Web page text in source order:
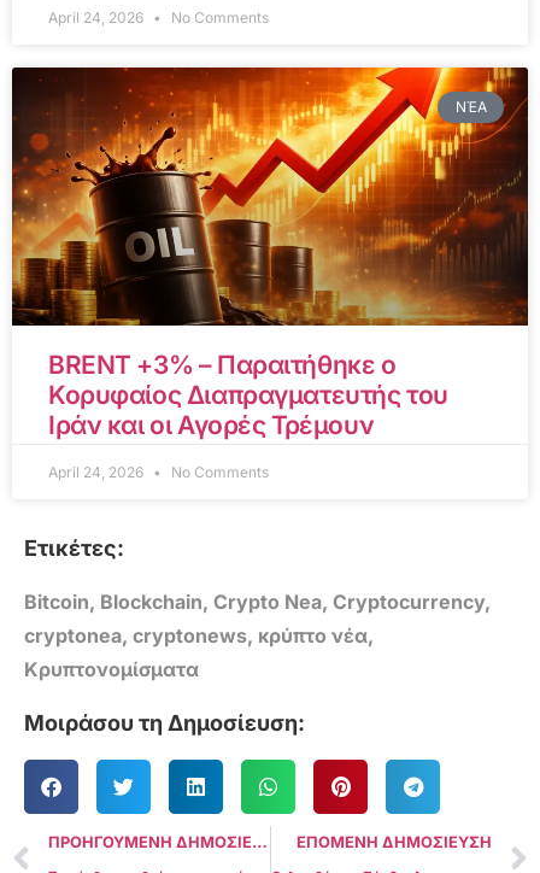
April 24, 2026 No Comments
ΝΈΑ
BRENT +3% – Παραιτήθηκε ο
Κορυφαίος Διαπραγματευτής του
Ιράν και οι Αγορές Τρέμουν
April 24, 2026 No Comments
Ετικέτες:
Bitcoin, Blockchain, Crypto Nea, Cryptocurrency,
cryptonea, cryptonews, κρύπτο νέα,
Κρυπτονομίσματα
Μοιράσου τη Δημοσίευση:
ΠΡΟΗΓΟΥΜΕΝΗ ΔΗΜΟΣΙΕΥΣΗ ΕΠΟΜΕΝΗ ΔΗΜΟΣΙΕΥΣΗ